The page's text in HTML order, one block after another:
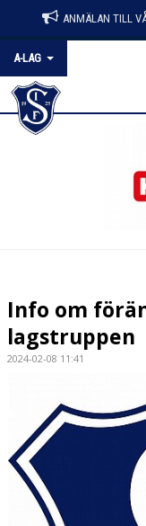
ANMÄLAN TILL
A-LAG
HEM
KALENDER
BILDGALLERI
DOKUMENT
KONTAKT
SPONSORSMATCHEN
Info om
lagstruppen
2024-02-08 11:41